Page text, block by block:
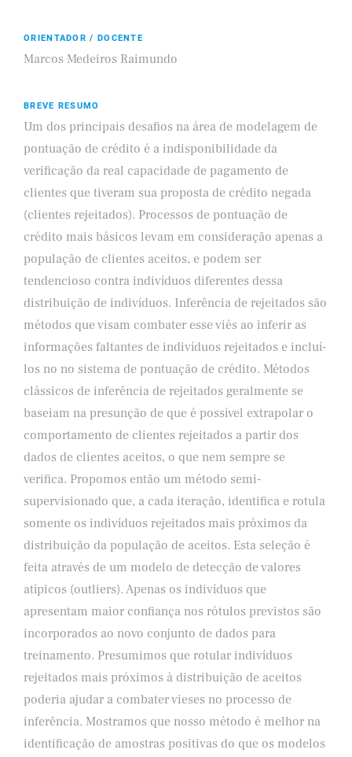
ORIENTADOR / DOCENTE
Marcos Medeiros Raimundo
BREVE RESUMO
Um dos principais desafios na área de modelagem de
pontuação de crédito é a indisponibilidade da
verificação da real capacidade de pagamento de
clientes que tiveram sua proposta de crédito negada
(clientes rejeitados). Processos de pontuação de
crédito mais básicos levam em consideração apenas a
população de clientes aceitos, e podem ser
tendencioso contra indivíduos diferentes dessa
distribuição de indivíduos. Inferência de rejeitados são
métodos que visam combater esse viés ao inferir as
informações faltantes de indivíduos rejeitados e incluí-
los no no sistema de pontuação de crédito. Métodos
clássicos de inferência de rejeitados geralmente se
baseiam na presunção de que é possível extrapolar o
comportamento de clientes rejeitados a partir dos
dados de clientes aceitos, o que nem sempre se
verifica. Propomos então um método semi-
supervisionado que, a cada iteração, identifica e rotula
somente os indivíduos rejeitados mais próximos da
distribuição da população de aceitos. Esta seleção é
feita através de um modelo de detecção de valores
atípicos (outliers). Apenas os indivíduos que
apresentam maior confiança nos rótulos previstos são
incorporados ao novo conjunto de dados para
treinamento. Presumimos que rotular indivíduos
rejeitados mais próximos à distribuição de aceitos
poderia ajudar a combater vieses no processo de
inferência. Mostramos que nosso método é melhor na
identificação de amostras positivas do que os modelos